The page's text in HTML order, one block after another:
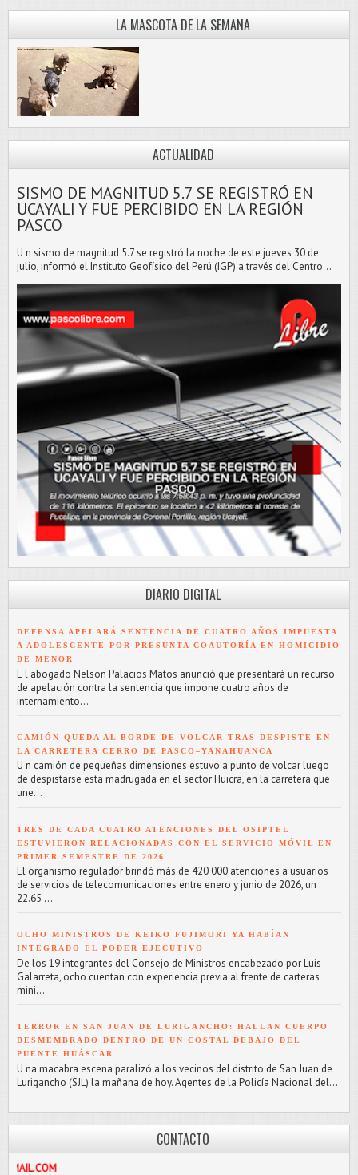
LA MASCOTA DE LA SEMANA
ACTUALIDAD
SISMO DE MAGNITUD 5.7 SE REGISTRÓ EN
UCAYALI Y FUE PERCIBIDO EN LA REGIÓN
PASCO
U n sismo de magnitud 5.7 se registró la noche de este jueves 30 de
julio, informó el Instituto Geofísico del Perú (IGP) a través del Centro...
DIARIO DIGITAL
DEFENSA APELARÁ SENTENCIA DE CUATRO AÑOS IMPUESTA
A ADOLESCENTE POR PRESUNTA COAUTORÍA EN HOMICIDIO
DE MENOR
E l abogado Nelson Palacios Matos anunció que presentará un recurso
de apelación contra la sentencia que impone cuatro años de
internamiento...
CAMIÓN QUEDA AL BORDE DE VOLCAR TRAS DESPISTE EN
LA CARRETERA CERRO DE PASCO–YANAHUANCA
U n camión de pequeñas dimensiones estuvo a punto de volcar luego
de despistarse esta madrugada en el sector Huicra, en la carretera que
une...
TRES DE CADA CUATRO ATENCIONES DEL OSIPTEL
ESTUVIERON RELACIONADAS CON EL SERVICIO MÓVIL EN
PRIMER SEMESTRE DE 2026
El organismo regulador brindó más de 420 000 atenciones a usuarios
de servicios de telecomunicaciones entre enero y junio de 2026, un
22.65 ...
OCHO MINISTROS DE KEIKO FUJIMORI YA HABÍAN
INTEGRADO EL PODER EJECUTIVO
De los 19 integrantes del Consejo de Ministros encabezado por Luis
Galarreta, ocho cuentan con experiencia previa al frente de carteras
mini...
TERROR EN SAN JUAN DE LURIGANCHO: HALLAN CUERPO
DESMEMBRADO DENTRO DE UN COSTAL DEBAJO DEL
PUENTE HUÁSCAR
U na macabra escena paralizó a los vecinos del distrito de San Juan de
Lurigancho (SJL) la mañana de hoy. Agentes de la Policía Nacional del...
CONTACTO